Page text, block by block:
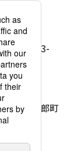
8F
平河町1-3-
3263-
区久太郎町
6733-